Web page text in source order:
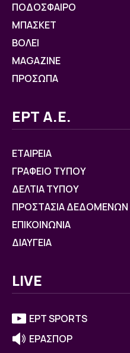
ΠΟΔΟΣΦΑΙΡΟ
ΜΠΑΣΚΕΤ
ΒOΛΕΙ
MAGAZINE
ΠΡΟΣΩΠΑ
ΕΡΤ Α.Ε.
ΕΤΑΙΡΕΙΑ
ΓΡΑΦΕΙΟ ΤΥΠΟΥ
ΔΕΛΤΙΑ ΤΥΠΟΥ
ΠΡΟΣΤΑΣΙΑ ΔΕΔΟΜΕΝΩΝ
ΕΠΙΚΟΙΝΩΝΙΑ
ΔΙΑΥΓΕΙΑ
LIVE
ΕΡΤ SPORTS
ΕΡΑΣΠΟΡ